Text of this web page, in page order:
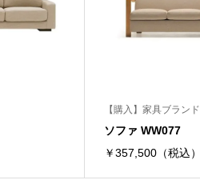
【購入】家具ブランド
ソファ WW077
￥357,500（税込）